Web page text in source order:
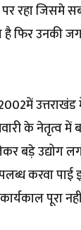
रहा जिसमे
है फिर उनकी
के नेतृत्व
बड़े उद्योग
करवा
पूरा